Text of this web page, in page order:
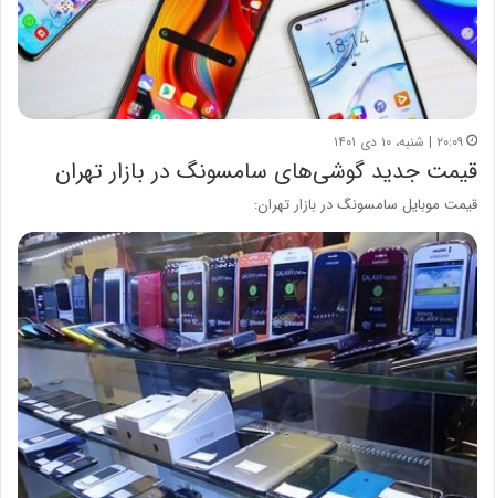
۲۰:۰۹ | شنبه، ۱۰ دی ۱۴۰۱
قیمت جدید گوشی‌های سامسونگ در بازار تهران
قیمت موبایل سامسونگ در بازار تهران: